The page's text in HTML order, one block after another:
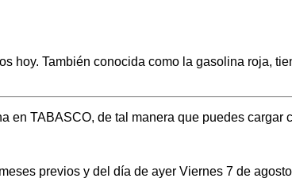
hoy. También conocida como la gasolina roja,
en TABASCO, de tal manera que puedes
previos y del día de ayer Viernes 7 de